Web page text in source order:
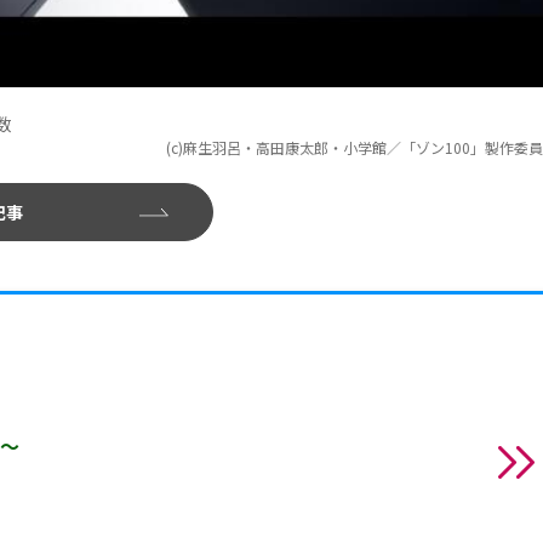
(c)麻生羽呂・高田康太郎・小学館／「ゾン100」製作委
事